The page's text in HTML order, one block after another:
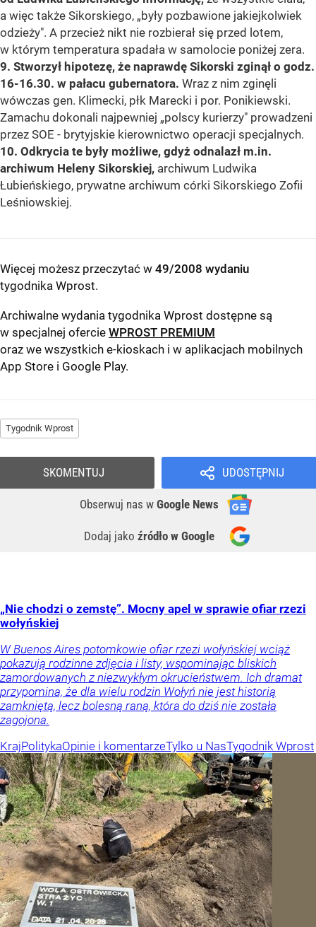
a więc także Sikorskiego, „były pozbawione jakiejkolwiek
odzieży". A przecież nikt nie rozbierał się przed lotem,
w którym temperatura spadała w samolocie poniżej zera.
9. Stworzył hipotezę, że naprawdę Sikorski zginął o godz.
16-16.30. w pałacu gubernatora. Wraz z nim zginęli
wówczas gen. Klimecki, płk Marecki i por. Ponikiewski.
Zamachu dokonali najpewniej „polscy kurierzy" prowadzeni
przez SOE - brytyjskie kierownictwo operacji specjalnych.
10. Odkrycia te były możliwe, gdyż odnalazł m.in.
archiwum Heleny Sikorskiej, archiwum Ludwika
Łubieńskiego, prywatne archiwum córki Sikorskiego Zofii
Leśniowskiej.
Więcej możesz przeczytać w 49/2008 wydaniu
tygodnika Wprost.
Archiwalne wydania tygodnika Wprost dostępne są
w specjalnej ofercie WPROST PREMIUM
oraz we wszystkich e-kioskach i w aplikacjach mobilnych
App Store i Google Play.
Tygodnik Wprost
UDOSTĘPNIJ
Obserwuj nas w Google News
Dodaj jako źródło w Google
SKOMENTUJ
„Nie chodzi o zemstę”. Mocny apel w sprawie ofiar rzezi
wołyńskiej
W Buenos Aires potomkowie ofiar rzezi wołyńskiej wciąż
pokazują rodzinne zdjęcia i listy, wspominając bliskich
zamordowanych z niezwykłym okrucieństwem. Ich dramat
przypomina, że dla wielu rodzin Wołyń nie jest historią
zamkniętą, lecz bolesną raną, która do dziś nie została
zagojona.
KrajPolitykaOpinie i komentarzeTylko u NasTygodnik Wprost